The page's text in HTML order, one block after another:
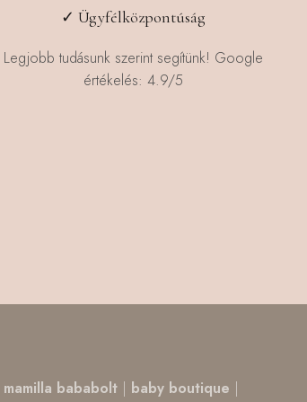
✓ Ügyfélközpontúság
Legjobb tudásunk szerint segítünk! Google
értékelés: 4.9/5
mamilla bababolt | baby boutique |